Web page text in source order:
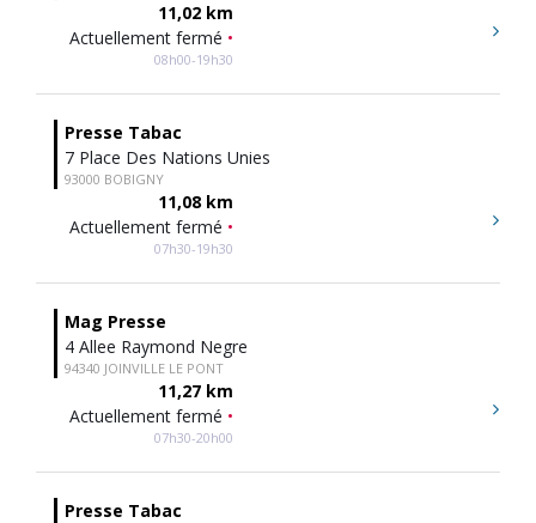
11,02 km
Actuellement fermé •
08h00-19h30
Presse Tabac
7 Place Des Nations Unies
93000 BOBIGNY
11,08 km
Actuellement fermé •
07h30-19h30
Mag Presse
4 Allee Raymond Negre
94340 JOINVILLE LE PONT
11,27 km
Actuellement fermé •
07h30-20h00
Presse Tabac